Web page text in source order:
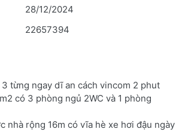
28/12/2024
22657394
3 từng ngay dĩ an cách vincom 2 phut
có 3 phòng ngủ 2WC và 1 phòng
nhà rộng 16m có vĩa hè xe hơi đậu ngày